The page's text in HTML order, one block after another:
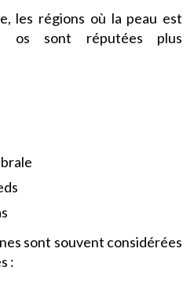
les régions où la peau est
sont réputées plus
sont souvent considérées
: